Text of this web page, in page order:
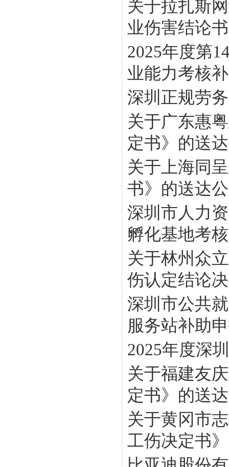
关于拉扎斯
业伤害结论
2025年度第
业能力考核
深圳正规劳
关于广东惠
定书》的送
关于上海同
书》的送达
深圳市人力
孵化基地考
关于林州众
伤认定结论
深圳市公共
服务站补助
2025年度深
关于福建友
定书》的送
关于黄冈市
工伤决定书